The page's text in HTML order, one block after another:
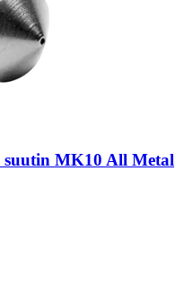
suutin MK10 All Metal